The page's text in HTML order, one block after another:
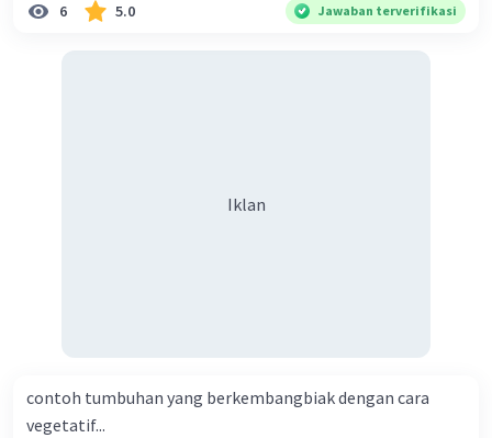
6 5.0 Jawaban terverifikasi
Iklan
contoh tumbuhan yang berkembangbiak dengan cara
vegetatif...